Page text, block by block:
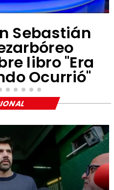
Sebastián
libro "Era
Ocurrió"